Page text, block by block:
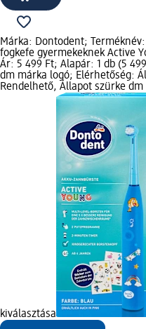
Márka: Dontodent;
fogkefe gyermekeknek Active
Ár: 5 499 Ft; Alapár: 1 db (5
dm márka logó; Elérhetőség:
Rendelhető, Állapot szürke
kiválasztása